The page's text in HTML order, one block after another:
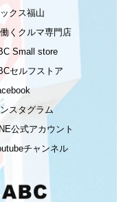
クス福山
くクルマ専門店
Small store
セルフストア
スタグラム
公式アカウント
チャンネル